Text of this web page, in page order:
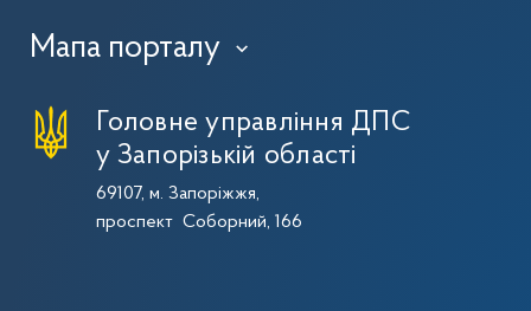
Мапа порталу ›
Головне управління ДПС
у Запорізькій області
69107, м. Запоріжжя,
проспект Соборний, 166